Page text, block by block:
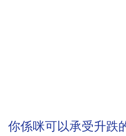
你係咪可以承受升跌